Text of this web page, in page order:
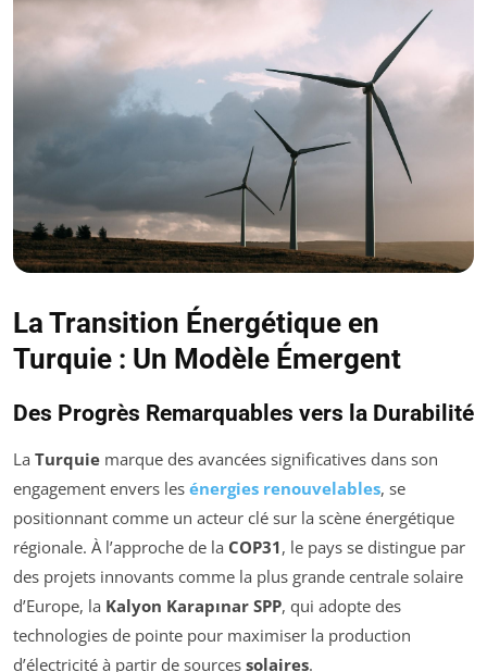
La Transition Énergétique en
Turquie : Un Modèle Émergent
Des Progrès Remarquables vers la Durabilité
La Turquie marque des avancées significatives dans son
engagement envers les énergies renouvelables, se
positionnant comme un acteur clé sur la scène énergétique
régionale. À l’approche de la COP31, le pays se distingue par
des projets innovants comme la plus grande centrale solaire
d’Europe, la Kalyon Karapınar SPP, qui adopte des
technologies de pointe pour maximiser la production
d’électricité à partir de sources solaires.